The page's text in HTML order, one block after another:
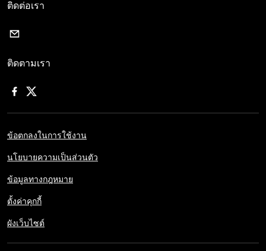
ติดต่อเรา
ติดตามเรา
ข้อตกลงในการใช้งาน
นโยบายความเป็นส่วนตัว
ข้อมูลทางกฎหมาย
ตั้งค่าคุกกี้
ผังเว็บไซต์